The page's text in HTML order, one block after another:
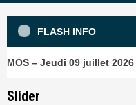
FLASH INFO
09 juillet 2026
Slider